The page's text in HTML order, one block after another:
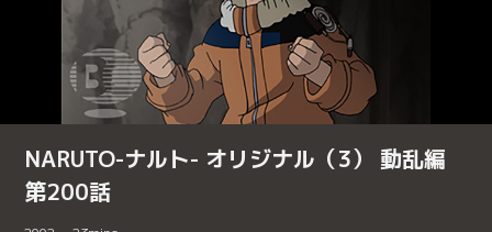
NARUTO-ナルト- オリジナル（3） 動乱編
第200話